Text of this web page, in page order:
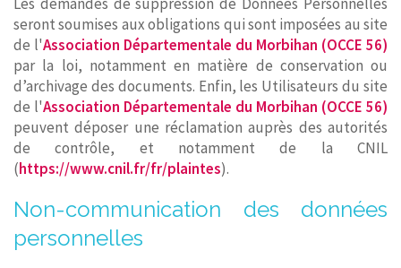
seront soumises aux obligations qui sont imposées au site
de l'Association Départementale du Morbihan (OCCE 56)
par la loi, notamment en matière de conservation ou
d’archivage des documents. Enfin, les Utilisateurs du site
de l'Association Départementale du Morbihan (OCCE 56)
peuvent déposer une réclamation auprès des autorités
de contrôle, et notamment de la CNIL
(https://www.cnil.fr/fr/plaintes).
Non-communication des données
personnelles